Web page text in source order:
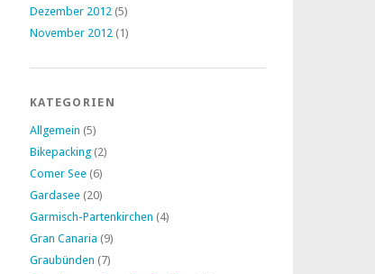
Dezember 2012 (5)
November 2012 (1)
KATEGORIEN
Allgemein (5)
Bikepacking (2)
Comer See (6)
Gardasee (20)
Garmisch-Partenkirchen (4)
Gran Canaria (9)
Graubünden (7)